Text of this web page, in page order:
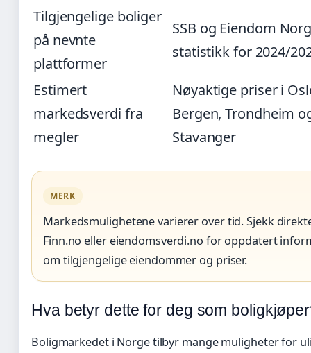
Tilgjengelige boliger
på nevnte
plattformer
SSB og Eiendom
statistikk for 2024/
Estimert
markedsverdi fra
megler
Nøyaktige priser i
Bergen, Trondheim
Stavanger
MERK
Markedsmulighetene varierer over tid. Sjekk
Finn.no eller eiendomsverdi.no for oppdatert
om tilgjengelige eiendommer og priser.
Hva betyr dette for deg som
Boligmarkedet i Norge tilbyr mange muligheter for